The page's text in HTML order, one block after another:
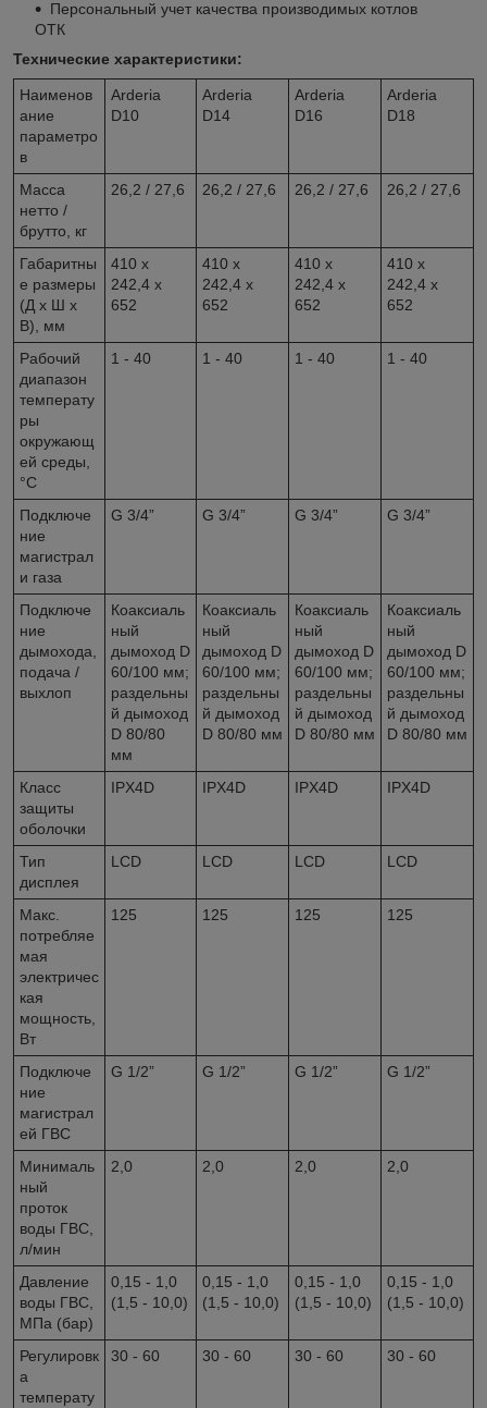
Персональный учет качества производимых котлов
ОТК
Технические характеристики:
Наименов
ание
параметро
в
Arderia
D10
Arderia
D14
Arderia
D16
Arderia
D18
Масса
нетто /
брутто, кг
26,2 / 27,6 26,2 / 27,6 26,2 / 27,6 26,2 / 27,6
Габаритны
е размеры
(Д х Ш х
В), мм
410 х
242,4 х
652
410 х
242,4 х
652
410 х
242,4 х
652
410 х
242,4 х
652
Рабочий
диапазон
температу
ры
окружающ
ей среды,
°C
1 - 40 1 - 40 1 - 40 1 - 40
Подключе
ние
магистрал
и газа
G 3/4” G 3/4” G 3/4” G 3/4”
Подключе
ние
дымохода,
подача /
выхлоп
Коаксиаль
ный
дымоход D
60/100 мм;
раздельны
й дымоход
D 80/80
мм
Коаксиаль
ный
дымоход D
60/100 мм;
раздельны
й дымоход
D 80/80 мм
Коаксиаль
ный
дымоход D
60/100 мм;
раздельны
й дымоход
D 80/80 мм
Коаксиаль
ный
дымоход D
60/100 мм;
раздельны
й дымоход
D 80/80 мм
Класс
защиты
оболочки
IPX4D IPX4D IPX4D IPX4D
Тип
дисплея
LCD LCD LCD LCD
Макс.
потребляе
мая
электричес
кая
мощность,
Вт
125 125 125 125
Подключе
ние
магистрал
ей ГВС
G 1/2” G 1/2” G 1/2” G 1/2”
Минималь
ный
проток
воды ГВС,
л/мин
2,0 2,0 2,0 2,0
Давление
воды ГВС,
МПа (бар)
0,15 - 1,0
(1,5 - 10,0)
0,15 - 1,0
(1,5 - 10,0)
0,15 - 1,0
(1,5 - 10,0)
0,15 - 1,0
(1,5 - 10,0)
Регулировк
а
температу
30 - 60 30 - 60 30 - 60 30 - 60